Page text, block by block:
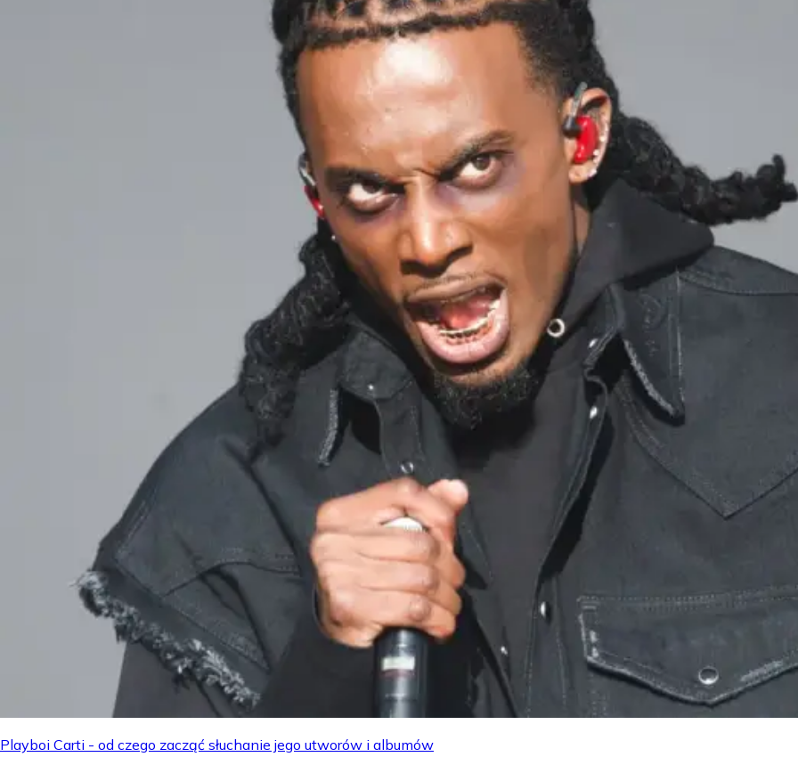
Playboi Carti - od czego zacząć słuchanie jego utworów i albumów